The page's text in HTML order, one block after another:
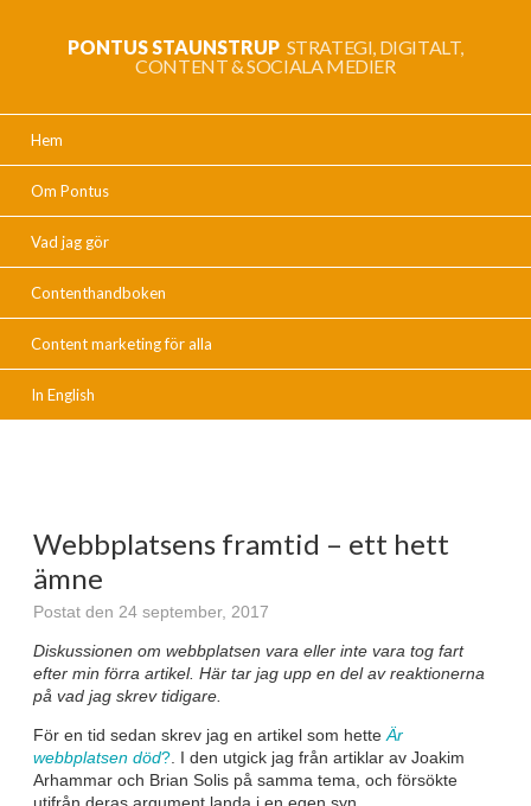
PONTUS STAUNSTRUP STRATEGI, DIGITALT,
CONTENT & SOCIALA MEDIER
Hem
Om Pontus
Vad jag gör
Contenthandboken
Content marketing för alla
In English
Webbplatsens framtid – ett hett
ämne
Postat den 24 september, 2017
Diskussionen om webbplatsen vara eller inte vara tog fart
efter min förra artikel. Här tar jag upp en del av reaktionerna
på vad jag skrev tidigare.
För en tid sedan skrev jag en artikel som hette Är
webbplatsen död? . I den utgick jag från artiklar av Joakim
Arhammar och Brian Solis på samma tema, och försökte
utifrån deras argument landa i en egen syn.